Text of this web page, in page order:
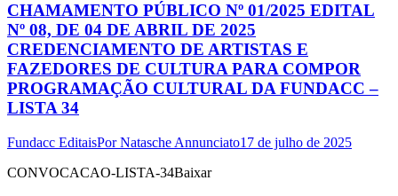
CHAMAMENTO PÚBLICO Nº 01/2025 EDITAL
Nº 08, DE 04 DE ABRIL DE 2025
CREDENCIAMENTO DE ARTISTAS E
FAZEDORES DE CULTURA PARA COMPOR
PROGRAMAÇÃO CULTURAL DA FUNDACC –
LISTA 34
Fundacc EditaisPorNatasche Annunciato17 de julho de 2025
CONVOCACAO-LISTA-34Baixar